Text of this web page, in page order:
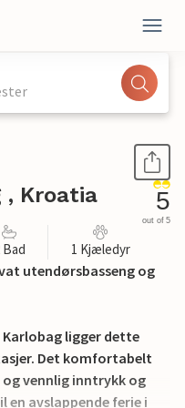
, Kroatia 5
out of 5
Bad 1 Kjæledyr
utendørsbasseng og
Karlobag ligger dette
Det komfortabelt
vennlig inntrykk og
avslappende ferie i